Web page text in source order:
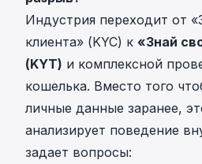
Индустрия переходит от
клиента» (KYC) к «Знай
(KYT) и комплексной
кошелька. Вместо того
личные данные заранее,
анализирует поведение
задает вопросы: